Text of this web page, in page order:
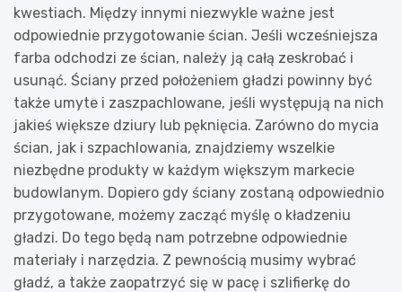
kwestiach. Między innymi niezwykle ważne jest
odpowiednie przygotowanie ścian. Jeśli wcześniejsza
farba odchodzi ze ścian, należy ją całą zeskrobać i
usunąć. Ściany przed położeniem gładzi powinny być
także umyte i zaszpachlowane, jeśli występują na nich
jakieś większe dziury lub pęknięcia. Zarówno do mycia
ścian, jak i szpachlowania, znajdziemy wszelkie
niezbędne produkty w każdym większym markecie
budowlanym. Dopiero gdy ściany zostaną odpowiednio
przygotowane, możemy zacząć myślę o kładzeniu
gładzi. Do tego będą nam potrzebne odpowiednie
materiały i narzędzia. Z pewnością musimy wybrać
gładź, a także zaopatrzyć się w pacę i szlifierkę do